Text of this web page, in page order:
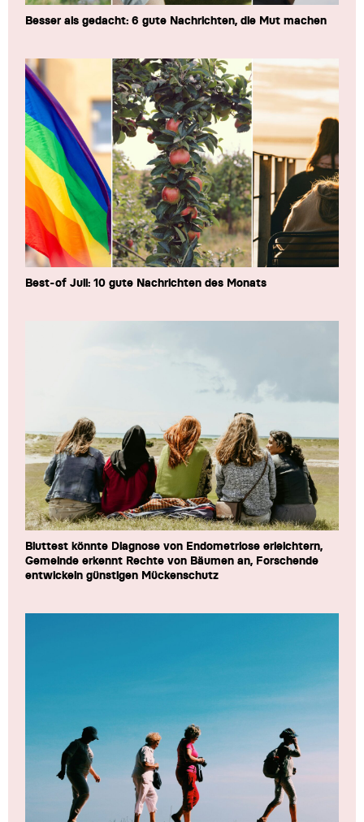
Besser als gedacht: 6 gute Nachrichten, die Mut machen
Best-of Juli: 10 gute Nachrichten des Monats
Bluttest könnte Diagnose von Endometriose erleichtern,
Gemeinde erkennt Rechte von Bäumen an, Forschende
entwickeln günstigen Mückenschutz